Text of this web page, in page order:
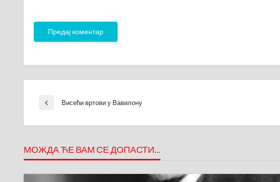
Кретање
Previous
Висећи вртови у Вавилону
МОЖДА ЋЕ ВАМ СЕ ДОПАСТИ...